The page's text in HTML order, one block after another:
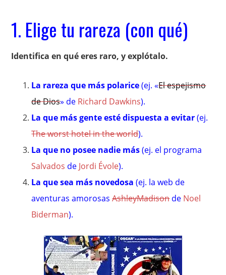
1. Elige tu rareza (con qué)
Identifica en qué eres raro, y explótalo.
La rareza que más polarice(ej. «El espejismo
de Dios» de Richard Dawkins).
La que más gente esté dispuesta a evitar(ej.
The worst hotel in the world).
La que no posee nadie más(ej. el programa
Salvados de Jordi Évole).
La que sea más novedosa (ej. la web de
aventuras amorosasAshleyMadisonde Noel
Biderman).